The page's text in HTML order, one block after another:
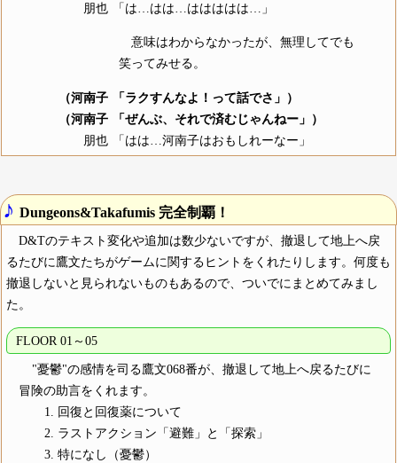
朋也 「は…はは…ははははは…」
意味はわからなかったが、無理してでも
笑ってみせる。
（河南子
「ラクすんなよ！って話でさ」）
（河南子
「ぜんぶ、それで済むじゃんねー」）
朋也
「はは…河南子はおもしれーなー」
♪ Dungeons&Takafumis 完全制覇！
D&Tのテキスト変化や追加は数少ないですが、撤退して地上へ戻
るたびに鷹文たちがゲームに関するヒントをくれたりします。何度も
撤退しないと見られないものもあるので、ついでにまとめてみまし
た。
FLOOR 01～05
"憂鬱"の感情を司る鷹文068番が、撤退して地上へ戻るたびに
冒険の助言をくれます。
回復と回復薬について
ラストアクション「避難」と「探索」
特になし（憂鬱）